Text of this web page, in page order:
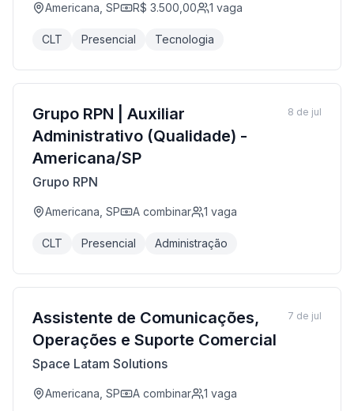
Americana, SP R$ 3.500,00 1 vaga
CLT Presencial Tecnologia
Grupo RPN | Auxiliar
Administrativo (Qualidade) -
Americana/SP
Grupo RPN
Americana, SP A combinar 1 vaga
CLT Presencial Administração
8 de jul
Assistente de Comunicações,
Operações e Suporte Comercial
Space Latam Solutions
Americana, SP A combinar 1 vaga
7 de jul